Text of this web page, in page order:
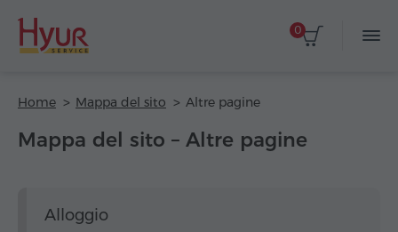
0
Home Mappa del sito Altre pagine
Mappa del sito – Altre pagine
Alloggio